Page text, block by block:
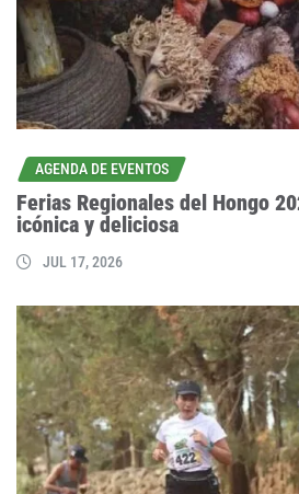
AGENDA DE EVENTOS
Ferias Regionales del Hongo
icónica y deliciosa
JUL 17, 2026